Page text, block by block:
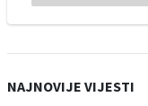
NAJNOVIJE VIJESTI